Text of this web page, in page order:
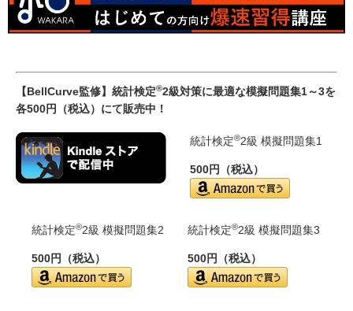
【BellCurve監修】統計検定®2級対策に最適な模擬問題集1～3を
各500円（税込）にて販売中！
統計検定®2級 模擬問題集1
500円（税込）
統計検定®2級 模擬問題集2
500円（税込）
統計検定®2級 模擬問題集3
500円（税込）